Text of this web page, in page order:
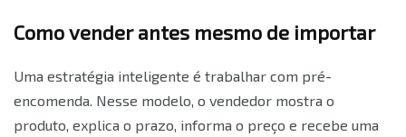
Como vender antes mesmo de importar
Uma estratégia inteligente é trabalhar com pré-
encomenda. Nesse modelo, o vendedor mostra o
produto, explica o prazo, informa o preço e recebe uma